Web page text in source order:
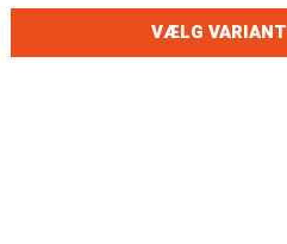
VÆLG VARIANT